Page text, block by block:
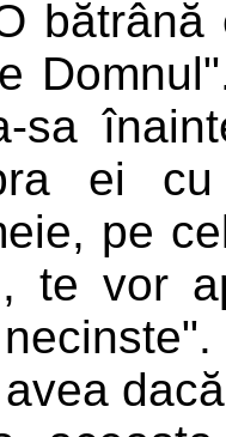
sa
ei
pe
te vor